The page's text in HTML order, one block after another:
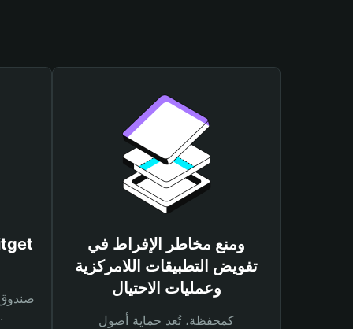
لحماية أصولك ومعاملاتك.
ومنع مخاطر الإفراط في
تفويض التطبيقات اللامركزية
وعمليات الاحتيال
كمحفظة، تُعد حماية أصول